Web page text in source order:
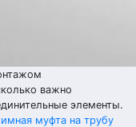
важно
элементы.
муфта на трубу